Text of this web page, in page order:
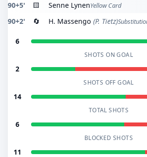
90+5' 🟨 Senne LynenYellow Card
90+2' 🔄 H. Massengo (P. Tietz)
6
SHOTS ON GOAL
2
SHOTS OFF GOAL
14
TOTAL SHOTS
6
BLOCKED SHOTS
11